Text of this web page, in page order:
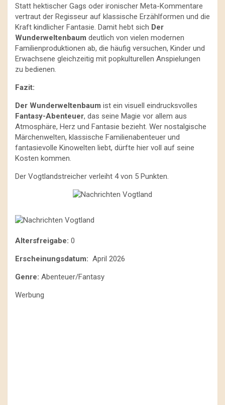
Statt hektischer Gags oder ironischer Meta-Kommentare
vertraut der Regisseur auf klassische Erzählformen und die
Kraft kindlicher Fantasie. Damit hebt sich Der
Wunderweltenbaum deutlich von vielen modernen
Familienproduktionen ab, die häufig versuchen, Kinder und
Erwachsene gleichzeitig mit popkulturellen Anspielungen
zu bedienen.
Fazit:
Der Wunderweltenbaum ist ein visuell eindrucksvolles
Fantasy-Abenteuer, das seine Magie vor allem aus
Atmosphäre, Herz und Fantasie bezieht. Wer nostalgische
Märchenwelten, klassische Familienabenteuer und
fantasievolle Kinowelten liebt, dürfte hier voll auf seine
Kosten kommen.
Der Vogtlandstreicher verleiht 4 von 5 Punkten.
Altersfreigabe: 0
Erscheinungsdatum: April 2026
Genre: Abenteuer/Fantasy
Werbung